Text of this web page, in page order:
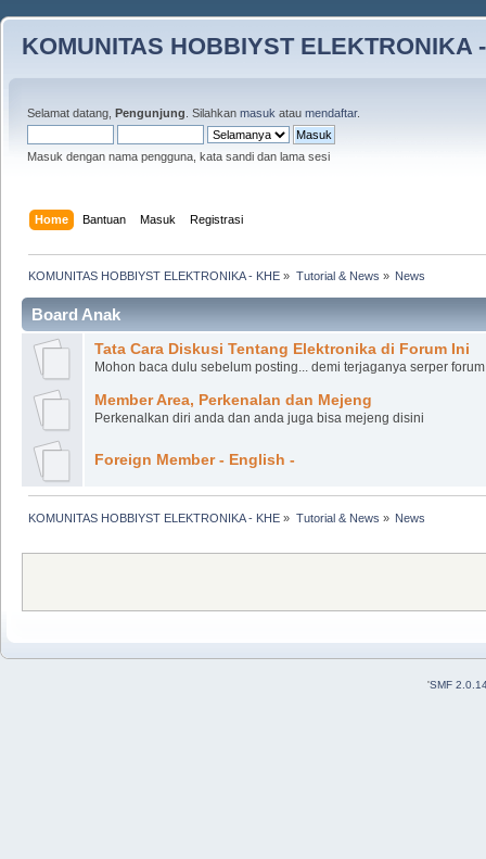
KOMUNITAS HOBBIYST ELEKTRONIKA
Selamat datang, Pengunjung . Silahkan masuk atau mendaftar.
Masuk dengan nama pengguna, kata sandi dan lama sesi
Home Bantuan Masuk Registrasi
KOMUNITAS HOBBIYST ELEKTRONIKA - KHE » Tutorial & News » News
Board Anak
Tata Cara Diskusi Tentang Elektronika di Forum Ini
Mohon baca dulu sebelum posting... demi terjaganya serper
Member Area, Perkenalan dan Mejeng
Perkenalkan diri anda dan anda juga bisa mejeng disini
Foreign Member - English -
KOMUNITAS HOBBIYST ELEKTRONIKA - KHE » Tutorial & News » News
'SMF